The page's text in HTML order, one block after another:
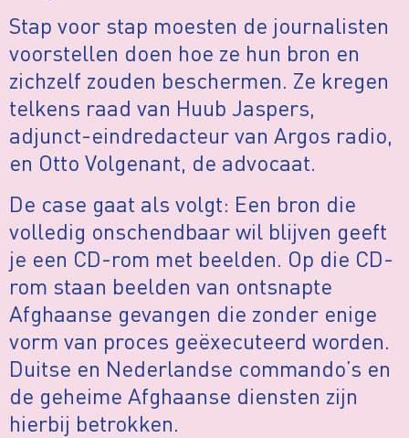
Stap voor stap moesten de journalisten
voorstellen doen hoe ze hun bron en
zichzelf zouden beschermen. Ze kregen
telkens raad van Huub Jaspers,
adjunct-eindredacteur van Argos radio,
en Otto Volgenant, de advocaat.
De case gaat als volgt: Een bron die
volledig onschendbaar wil blijven geeft
je een CD-rom met beelden. Op die CD-
rom staan beelden van ontsnapte
Afghaanse gevangen die zonder enige
vorm van proces geëxecuteerd worden.
Duitse en Nederlandse commando’s en
de geheime Afghaanse diensten zijn
hierbij betrokken.